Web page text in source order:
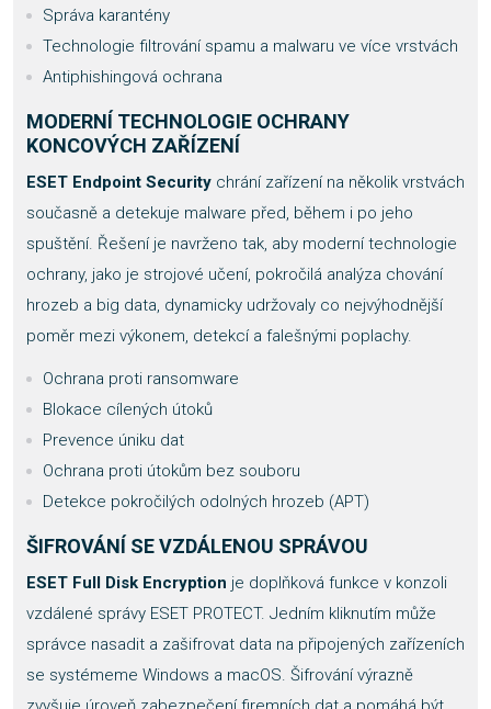
Správa karantény
Technologie filtrování spamu a malwaru ve více vrstvách
Antiphishingová ochrana
MODERNÍ TECHNOLOGIE OCHRANY
KONCOVÝCH ZAŘÍZENÍ
ESET Endpoint Security chrání zařízení na několik vrstvách
současně a detekuje malware před, během i po jeho
spuštění. Řešení je navrženo tak, aby moderní technologie
ochrany, jako je strojové učení, pokročilá analýza chování
hrozeb a big data, dynamicky udržovaly co nejvýhodnější
poměr mezi výkonem, detekcí a falešnými poplachy.
Ochrana proti ransomware
Blokace cílených útoků
Prevence úniku dat
Ochrana proti útokům bez souboru
Detekce pokročilých odolných hrozeb (APT)
ŠIFROVÁNÍ SE VZDÁLENOU SPRÁVOU
ESET Full Disk Encryption je doplňková funkce v konzoli
vzdálené správy ESET PROTECT. Jedním kliknutím může
správce nasadit a zašifrovat data na připojených zařízeních
se systémeme Windows a macOS. Šifrování výrazně